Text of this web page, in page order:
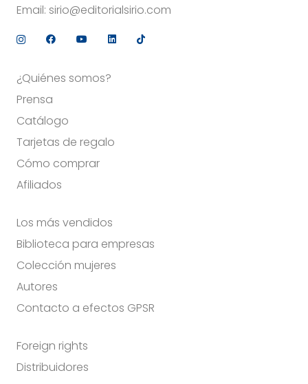
Email: sirio@editorialsirio.com
¿Quiénes somos?
Prensa
Catálogo
Tarjetas de regalo
Cómo comprar
Afiliados
Los más vendidos
Biblioteca para empresas
Colección mujeres
Autores
Contacto a efectos GPSR
Foreign rights
Distribuidores